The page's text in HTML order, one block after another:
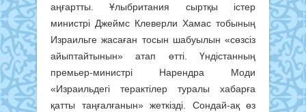
аңғарт­ты. Ұлыбритания сыртқы істер
министрі Джеймс Клеверли Хамас тобының
Израильге жасаған тосын шабуылын «сөзсіз
айыптайтынын» атап өтті. Үндістанның
премьер-министрі Нарендра Моди
«Израильдегі терактілер туралы хабарға
қатты таңғалғанын» жеткізді. Сондай-ақ өз